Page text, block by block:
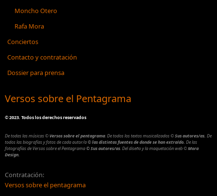
Moncho Otero
Rafa Mora
Conciertos
Contacto y contratación
Dossier para prensa
Versos sobre el Pentagrama
©2023. Todos los derechos reservados
De todas las músicas© Versos sobre el pentagrama. De todos los textos musicalizados©Sus autores/as. De
todos las biografías y fotos de cada autor/a© las distintas fuentes de donde se han extraído. De las
fotografías de Versos sobre el Pentagrama© Sus autores/as. Del diseño y la maquetación web©Mora
Design.
Contratación:
Versos sobre el pentagrama